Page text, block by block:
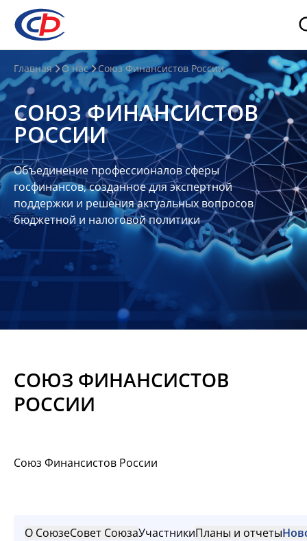
О
нас
О
СФР
Совет
Союза
Участники
Планы
отчеты
Контакты
Материалы
Главная О нас Союз Финансистов России
СОЮЗ ФИНАНСИСТОВ
РОССИИ
Объединение профессионалов сферы
госфинансов, созданное для экспертной
поддержки и решения актуальных вопросов
бюджетной и налоговой политики
СОЮЗ ФИНАНСИСТОВ
РОССИИ
Союз Финансистов России
О СоюзеСовет СоюзаУчастникиПланы и отчеты